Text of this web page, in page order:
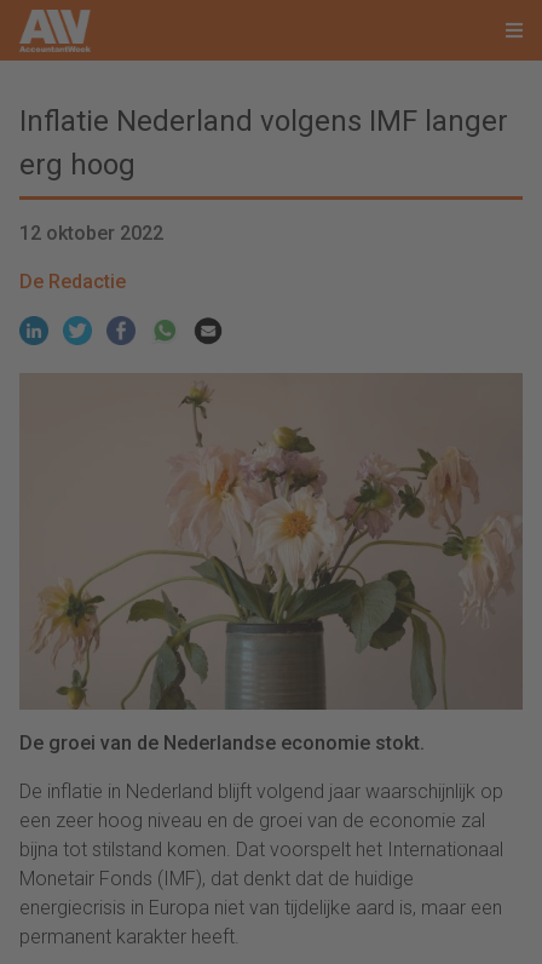
Inflatie Nederland volgens IMF langer
erg hoog
12 oktober 2022
De Redactie
De groei van de Nederlandse economie stokt.
De inflatie in Nederland blijft volgend jaar waarschijnlijk op
een zeer hoog niveau en de groei van de economie zal
bijna tot stilstand komen. Dat voorspelt het Internationaal
Monetair Fonds (IMF), dat denkt dat de huidige
energiecrisis in Europa niet van tijdelijke aard is, maar een
permanent karakter heeft.